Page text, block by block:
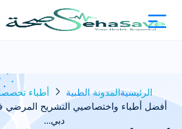
الرئيسيةالمدونة الطبية
أطباء
أفضل أطباء واختصاصيي التشريح المرضي
دبي...